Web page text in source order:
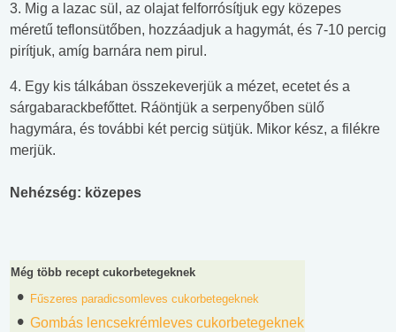
3. Mig a lazac sül, az olajat felforrósítjuk egy közepes
méretű teflonsütőben, hozzáadjuk a hagymát, és 7-10 percig
pirítjuk, amíg barnára nem pirul.
4. Egy kis tálkában összekeverjük a mézet, ecetet és a
sárgabarackbefőttet. Ráöntjük a serpenyőben sülő
hagymára, és további két percig sütjük. Mikor kész, a filékre
merjük.
Nehézség: közepes
Még több recept cukorbetegeknek
Fűszeres paradicsomleves cukorbetegeknek
Gombás lencsekrémleves cukorbetegeknek